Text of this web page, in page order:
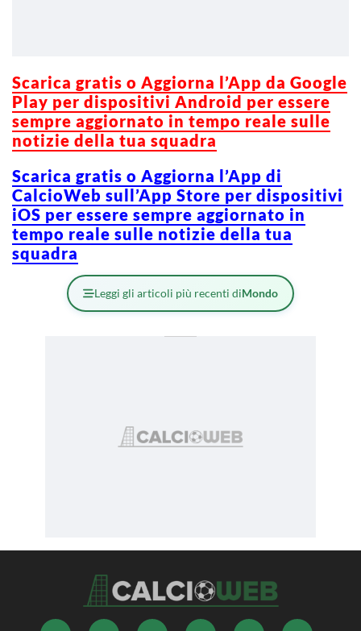
Scarica gratis o Aggiorna l’App da Google
Play per dispositivi Android per essere
sempre aggiornato in tempo reale sulle
notizie della tua squadra
Scarica gratis o Aggiorna l’App di
CalcioWeb sull’App Store per dispositivi
iOS per essere sempre aggiornato in
tempo reale sulle notizie della tua
squadra
Leggi gli articoli più recenti diMondo